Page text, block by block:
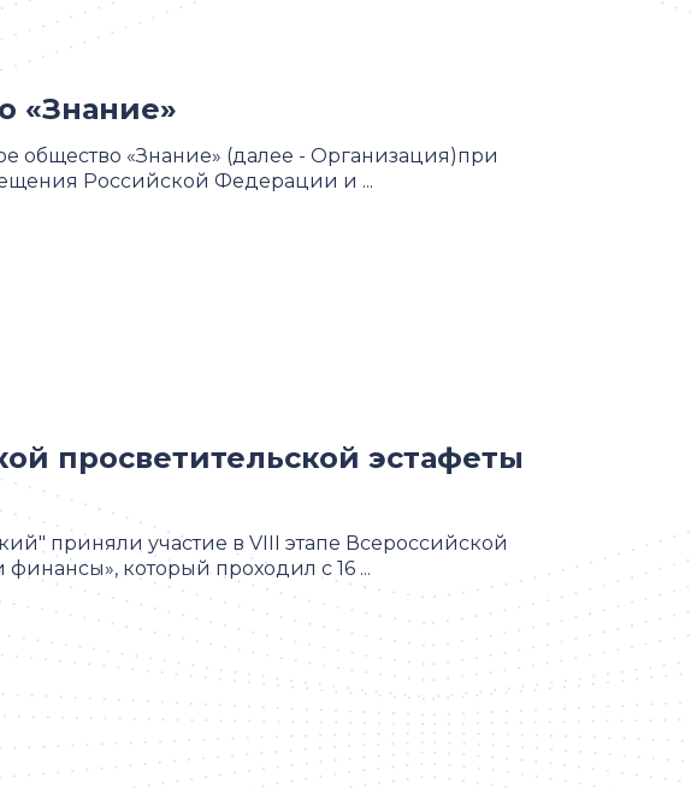
общество «Знание» (далее - Организация)при
Российской Федерации и ...
«Знание»
приняли участие в VIII этапе Всероссийской
который проходил с 16 ...
просветительской эстафеты